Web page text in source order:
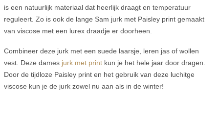
is een natuurlijk materiaal dat heerlijk draagt en temperatuur
reguleert. Zo is ook de lange Sam jurk met Paisley print gemaakt
van viscose met een lurex draadje er doorheen.
Combineer deze jurk met een suede laarsje, leren jas of wollen
vest. Deze dames jurk met print kun je het hele jaar door dragen.
Door de tijdloze Paisley print en het gebruik van deze luchitge
viscose kun je de jurk zowel nu aan als in de winter!